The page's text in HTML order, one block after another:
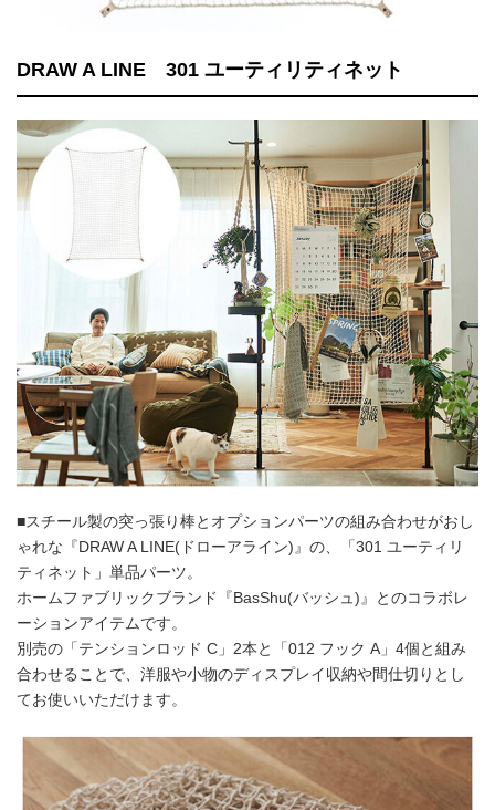
DRAW A LINE 301 ユーティリティネット
■スチール製の突っ張り棒とオプションパーツの組み合わせがおし
ゃれな『DRAW A LINE(ドローアライン)』の、「301 ユーティリ
ティネット」単品パーツ。
ホームファブリックブランド『BasShu(バッシュ)』とのコラボレ
ーションアイテムです。
別売の「テンションロッド C」2本と「012 フック A」4個と組み
合わせることで、洋服や小物のディスプレイ収納や間仕切りとし
てお使いいただけます。